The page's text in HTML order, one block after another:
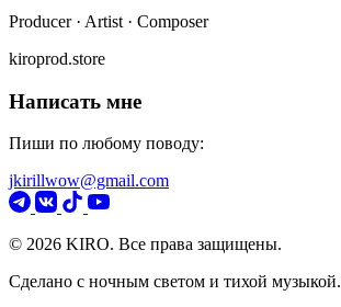
Producer · Artist · Composer
kiroprod.store
Написать мне
Пиши по любому поводу:
jkirillwow@gmail.com
© 2026 KIRO. Все права защищены.
Сделано с ночным светом и тихой музыкой.